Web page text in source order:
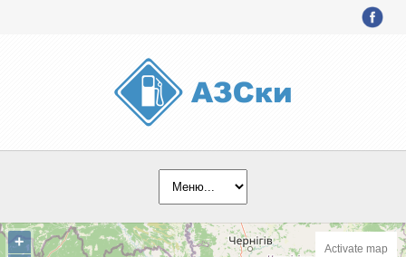
+
Activate map